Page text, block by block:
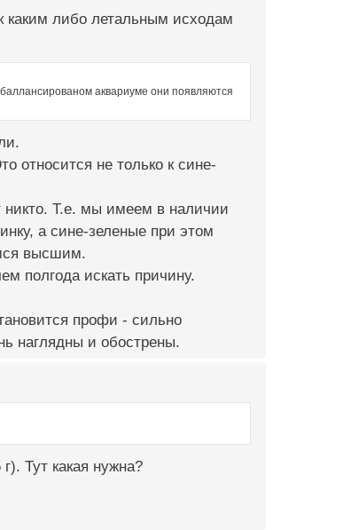
каким либо летальным исходам
аквариуме они появляются
относится не только к сине-
никто. Т.е. мы имеем в наличии
а сине-зеленые при этом
высшим.
полгода искать причину.
профи - сильно
наглядны и обострены.
Тут какая нужна?